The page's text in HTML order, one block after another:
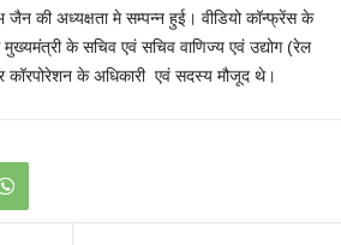
की अध्यक्षता मे सम्पन्न हुई। वीडियो कॉन्फ्रेंस के
के सचिव एवं सचिव वाणिज्य एवं उद्योग (रेल
कॉरपोरेशन के अधिकारी एवं सदस्य मौजूद थे।